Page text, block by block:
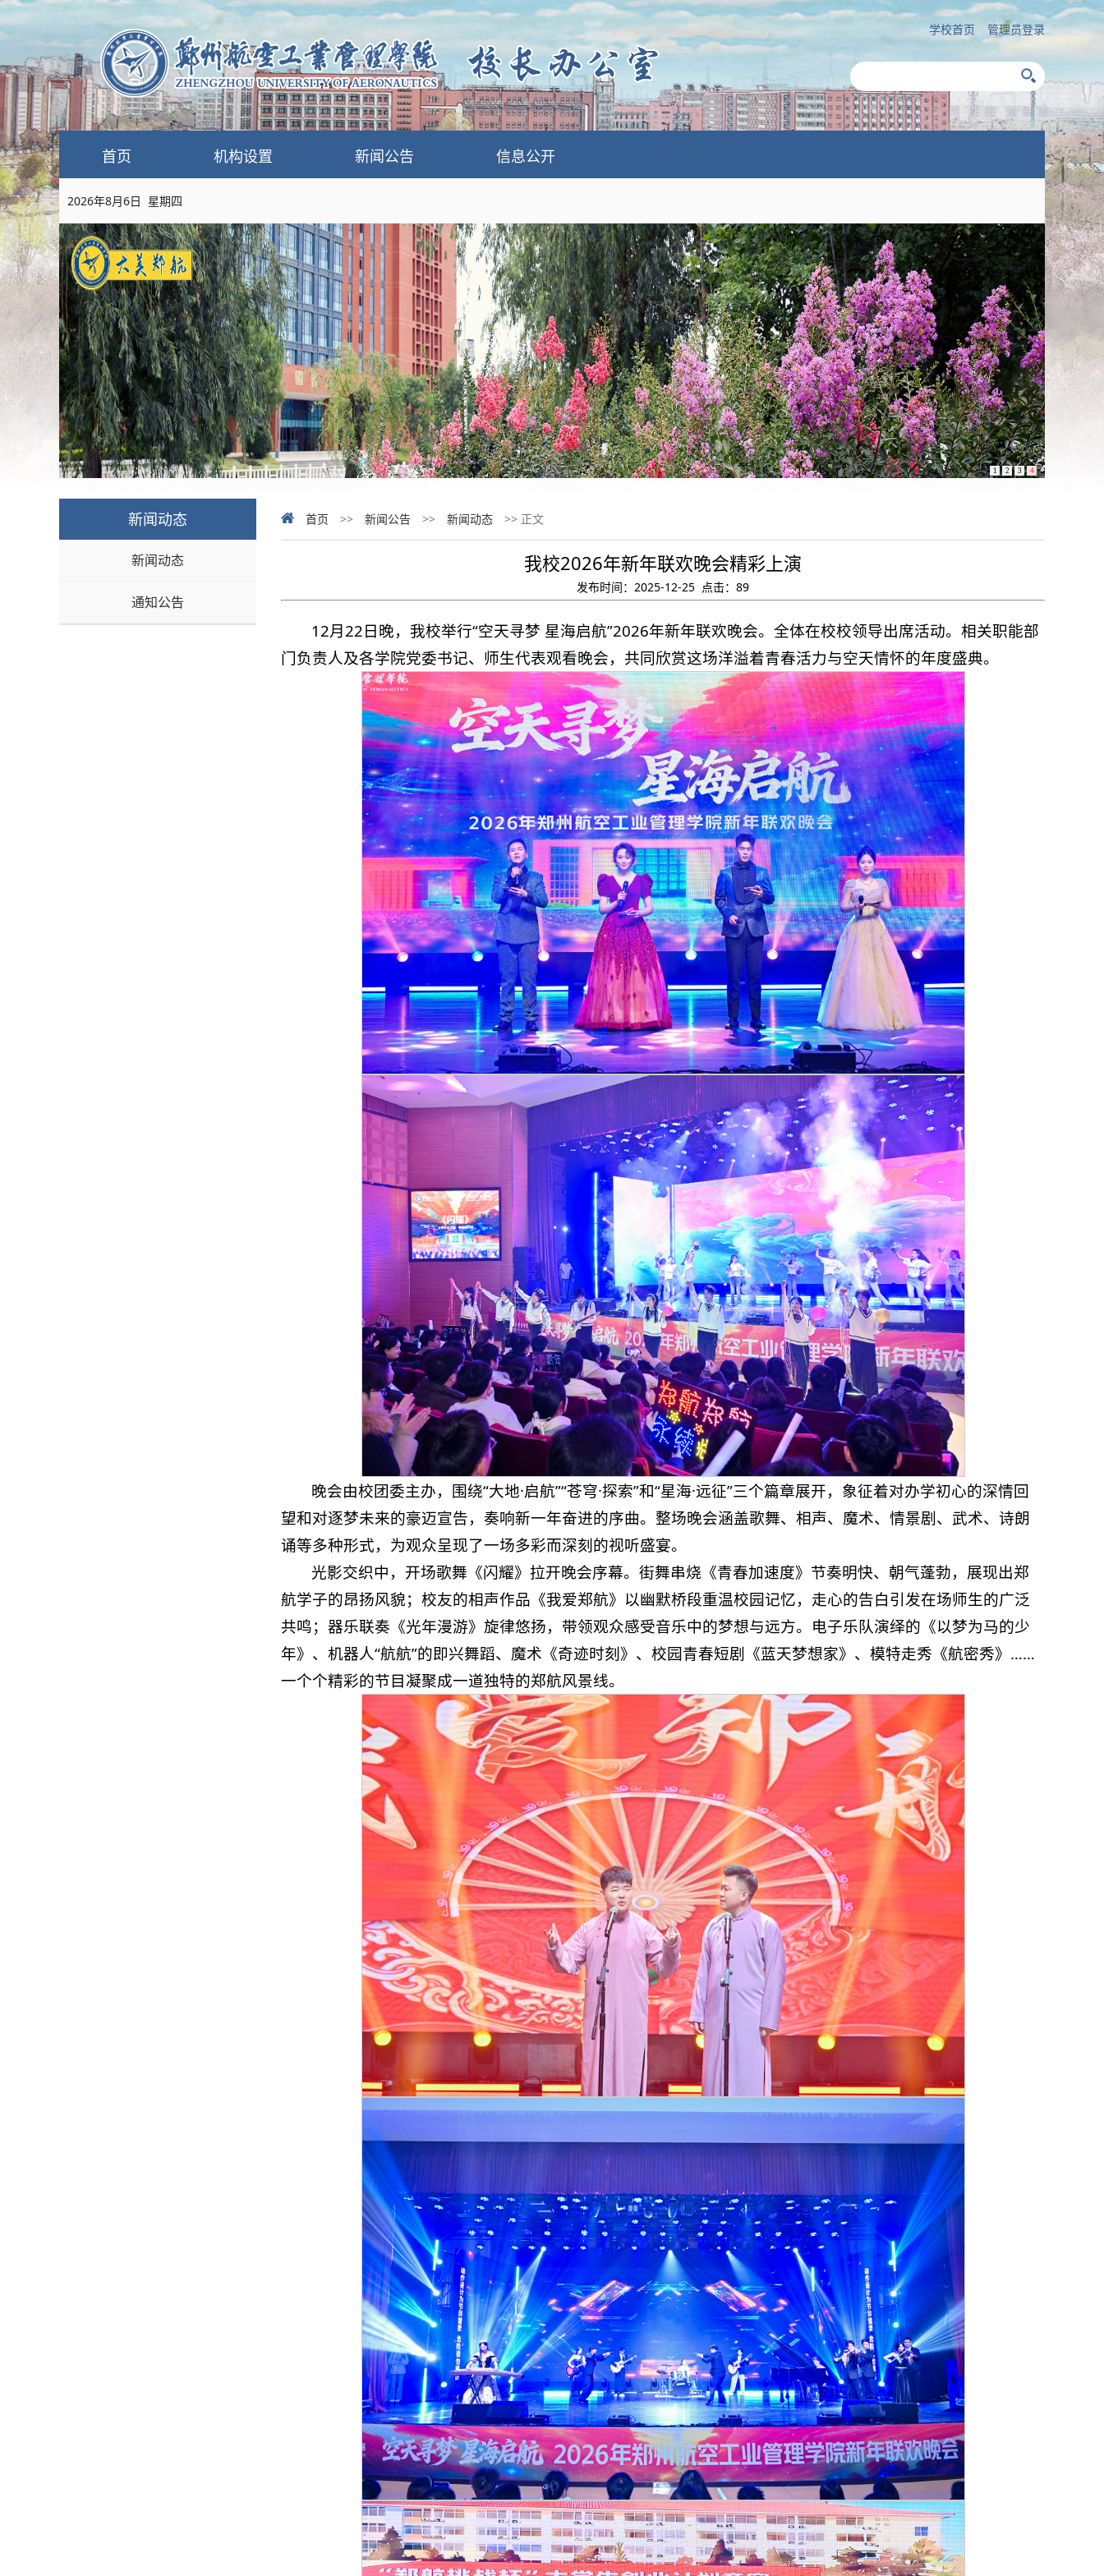
管理员登录
学校首页
首页 机构设置 新闻公告 信息公开
2026年8月6日 星期四
1 2 3 4
新闻动态
新闻动态
通知公告
首页 >> 新闻公告 >> 新闻动态 >> 正文
我校2026年新年联欢晚会精彩上演
发布时间：2025-12-25 点击： 89
12月22日晚，我校举行“空天寻梦 星海启航”2026年新年联欢晚会。全体在校校领导出席活动。相关职能部
门负责人及各学院党委书记、师生代表观看晚会，共同欣赏这场洋溢着青春活力与空天情怀的年度盛典。
晚会由校团委主办，围绕“大地·启航”“苍穹·探索”和“星海·远征”三个篇章展开，象征着对办学初心的深情回
望和对逐梦未来的豪迈宣告，奏响新一年奋进的序曲。整场晚会涵盖歌舞、相声、魔术、情景剧、武术、诗朗
诵等多种形式，为观众呈现了一场多彩而深刻的视听盛宴。
光影交织中，开场歌舞《闪耀》拉开晚会序幕。街舞串烧《青春加速度》节奏明快、朝气蓬勃，展现出郑
航学子的昂扬风貌；校友的相声作品《我爱郑航》以幽默桥段重温校园记忆，走心的告白引发在场师生的广泛
共鸣；器乐联奏《光年漫游》旋律悠扬，带领观众感受音乐中的梦想与远方。电子乐队演绎的《以梦为马的少
年》、机器人“航航”的即兴舞蹈、魔术《奇迹时刻》、校园青春短剧《蓝天梦想家》、模特走秀《航密秀》……
一个个精彩的节目凝聚成一道独特的郑航风景线。